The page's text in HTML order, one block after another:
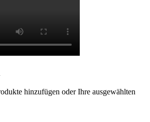
hinzufügen oder Ihre ausgewählten